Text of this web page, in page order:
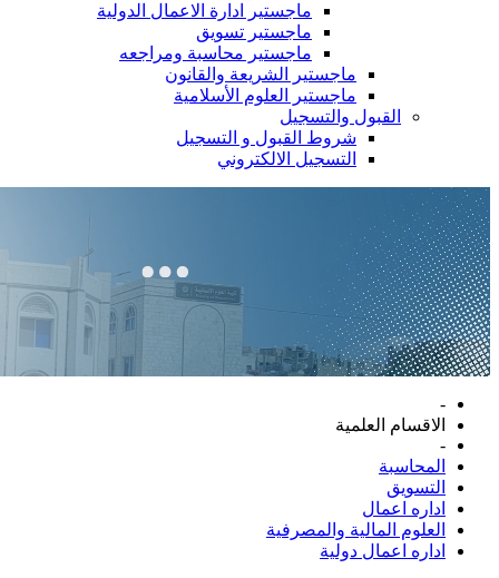
ماجستير ادارة الاعمال الدولية
ماجستير تسويق
ماجستير محاسبة ومراجعه
ماجستير الشريعة والقانون
ماجستير العلوم الأسلامية
القبول والتسجيل
شروط القبول و التسجيل
التسجيل الالكتروني
-
الاقسام العلمية
-
المحاسبة
التسويق
اداره اعمال
العلوم المالية والمصرفية
اداره اعمال دولية